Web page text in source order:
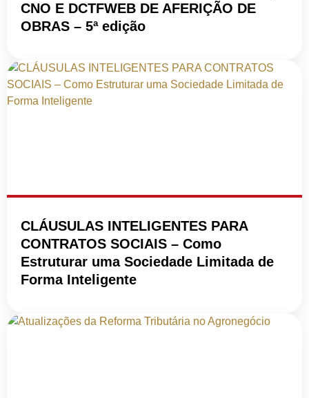
CNO E DCTFWEB DE AFERIÇÃO DE
OBRAS – 5ª edição
CLÁUSULAS INTELIGENTES PARA
CONTRATOS SOCIAIS – Como
Estruturar uma Sociedade Limitada de
Forma Inteligente